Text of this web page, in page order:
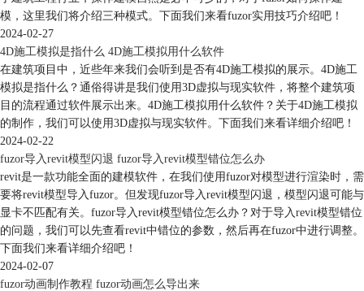
通过以上步骤，您可以轻松地调整fuzor2018的界面设置，以满足您的个
性化需求。这样，您可以更加舒适和高效地使用该软件，并获得更好的用
户体验。
除了上述提到的设置旗帜动画和界面设置之外，fuzor还提供了许多其他
的功能和选项，可以帮助用户更好地使用和掌握该软件。例如，您可以了
解如何导入建筑模型、添加材质和光照效果、进行虚拟现实漫游等操作。
通过深入学习和了解这些功能，您可以发挥fuzor的最大潜力，并实现更
高效的工作流程。
在本文中，我们介绍了fuzor设置旗飘起来的动画，fuzor2018界面的设置
在哪。通过按照指导操作，您可以在fuzor中实现引人注目的动画效果，
并根据个人偏好调整界面设置。同时，我们强调了深入学习和了解fuzor
的其他功能和选项的重要性，以充分利用该软件的优势。希望本文对您有
所帮助，并能让您更好地掌握fuzor的使用。
模，这里我们将介绍三种模式。下面我们来看fuzor实用技巧介绍吧！
2024-02-27
4D施工模拟是指什么 4D施工模拟用什么软件
在建筑项目中，近些年来我们会听到是否有4D施工模拟的展示。4D施工
模拟是指什么？通俗得讲是我们使用3D虚拟与现实软件，将整个建筑项
目的流程通过软件展示出来。4D施工模拟用什么软件？关于4D施工模拟
的制作，我们可以使用3D虚拟与现实软件。下面我们来看详细介绍吧！
2024-02-22
fuzor导入revit模型闪退 fuzor导入revit模型错位怎么办
revit是一款功能全面的建模软件，在我们使用fuzor对模型进行渲染时，需
要将revit模型导入fuzor。但发现fuzor导入revit模型闪退，模型闪退可能与
显卡不匹配有关。fuzor导入revit模型错位怎么办？对于导入revit模型错位
的问题，我们可以先查看revit中错位的参数，然后再在fuzor中进行调整。
下面我们来看详细介绍吧！
2024-02-07
fuzor动画制作教程 fuzor动画怎么导出来